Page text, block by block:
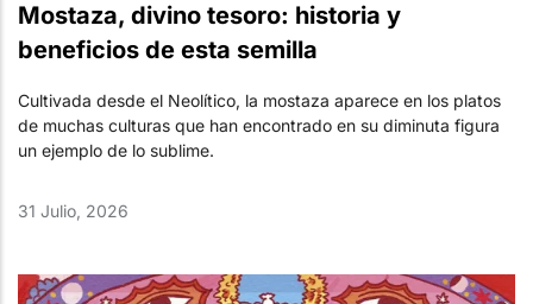
Mostaza, divino tesoro: historia y
beneficios de esta semilla
Cultivada desde el Neolítico, la mostaza aparece en los platos
de muchas culturas que han encontrado en su diminuta figura
un ejemplo de lo sublime.
31 Julio, 2026